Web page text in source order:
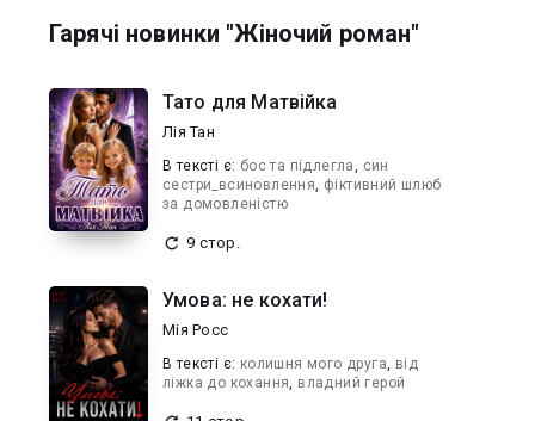
Гарячі новинки "Жіночий роман"
Тато для Матвійка
Лія Тан
В текcті є: бос та підлегла, син
сестри_всиновлення, фіктивний шлюб
за домовленістю
9 стор.
Умова: не кохати!
Мія Росс
В текcті є: колишня мого друга, від
ліжка до кохання, владний герой